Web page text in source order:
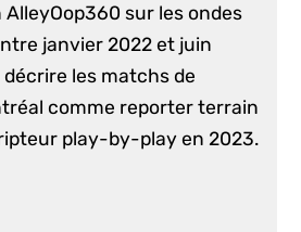
sur les ondes
janvier 2022 et juin
décrire les matchs de
comme reporter terrain
play-by-play en 2023.